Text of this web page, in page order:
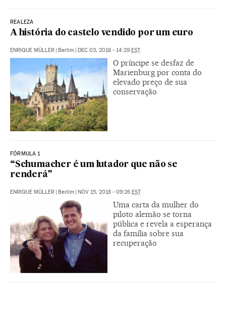
REALEZA
A história do castelo vendido por um euro
ENRIQUE MÜLLER | Berlim | DEC 03, 2018 - 14:29 EST
O príncipe se desfaz de
Marienburg por conta do
elevado preço de sua
conservação
FÓRMULA 1
“Schumacher é um lutador que não se
renderá”
ENRIQUE MÜLLER | Berlim | NOV 15, 2018 - 09:26 EST
Uma carta da mulher do
piloto alemão se torna
pública e revela a esperança
da família sobre sua
recuperação